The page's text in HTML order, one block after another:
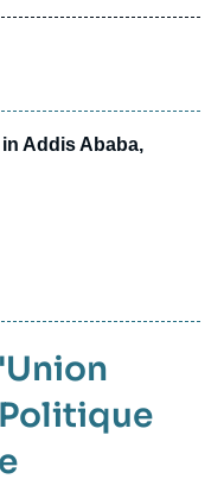
Addis Ababa,
Politique